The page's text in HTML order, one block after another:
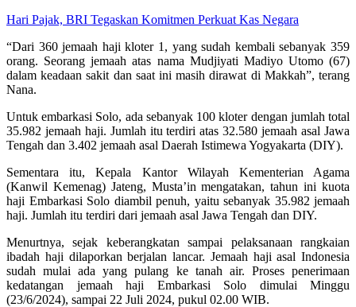
Hari Pajak, BRI Tegaskan Komitmen Perkuat Kas Negara
“Dari 360 jemaah haji kloter 1, yang sudah kembali sebanyak 359
orang. Seorang jemaah atas nama Mudjiyati Madiyo Utomo (67)
dalam keadaan sakit dan saat ini masih dirawat di Makkah”, terang
Nana.
Untuk embarkasi Solo, ada sebanyak 100 kloter dengan jumlah total
35.982 jemaah haji. Jumlah itu terdiri atas 32.580 jemaah asal Jawa
Tengah dan 3.402 jemaah asal Daerah Istimewa Yogyakarta (DIY).
Sementara itu, Kepala Kantor Wilayah Kementerian Agama
(Kanwil Kemenag) Jateng, Musta’in mengatakan, tahun ini kuota
haji Embarkasi Solo diambil penuh, yaitu sebanyak 35.982 jemaah
haji. Jumlah itu terdiri dari jemaah asal Jawa Tengah dan DIY.
Menurtnya, sejak keberangkatan sampai pelaksanaan rangkaian
ibadah haji dilaporkan berjalan lancar. Jemaah haji asal Indonesia
sudah mulai ada yang pulang ke tanah air. Proses penerimaan
kedatangan jemaah haji Embarkasi Solo dimulai Minggu
(23/6/2024), sampai 22 Juli 2024, pukul 02.00 WIB.